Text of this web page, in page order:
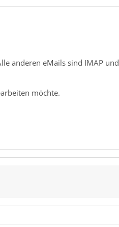
anderen eMails sind IMAP und
möchte.